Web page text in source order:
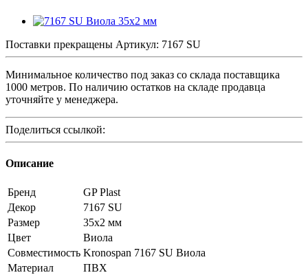
Поставки прекращены Артикул: 7167 SU
Минимальное количество под заказ со склада поставщика
1000 метров. По наличию остатков на складе продавца
уточняйте у менеджера.
Поделиться ссылкой:
Описание
Бренд
GP Plast
Декор
7167 SU
Размер
35x2 мм
Цвет
Виола
Совместимость Kronospan 7167 SU Виола
Материал
ПВХ